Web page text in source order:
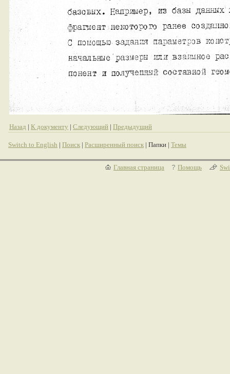
Назад | К документу | Следующий | Предыдущий
Switch to English | Поиск | Расширенный поиск | Папки | Темы
Главная страница Помощь